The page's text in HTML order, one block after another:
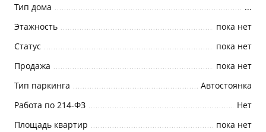
Тип дома
...
Этажность
пока нет
Статус
пока нет
Продажа
пока нет
Тип паркинга
Автостоянка
Работа по 214-ФЗ
Нет
Площадь квартир
пока нет